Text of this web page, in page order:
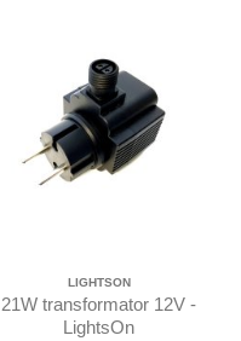
LIGHTSON
21W transformator 12V -
LightsOn